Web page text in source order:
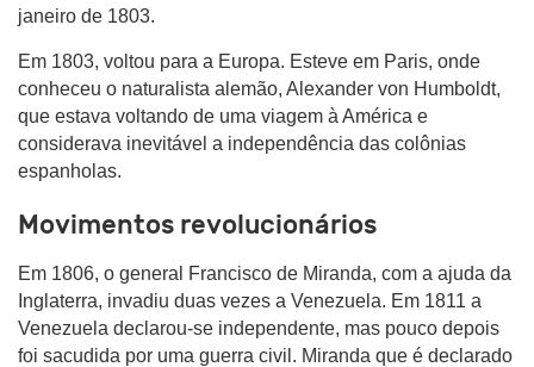
janeiro de 1803.
Em 1803, voltou para a Europa. Esteve em Paris, onde
conheceu o naturalista alemão, Alexander von Humboldt,
que estava voltando de uma viagem à América e
considerava inevitável a independência das colônias
espanholas.
Movimentos revolucionários
Em 1806, o general Francisco de Miranda, com a ajuda da
Inglaterra, invadiu duas vezes a Venezuela. Em 1811 a
Venezuela declarou-se independente, mas pouco depois
foi sacudida por uma guerra civil. Miranda que é declarado